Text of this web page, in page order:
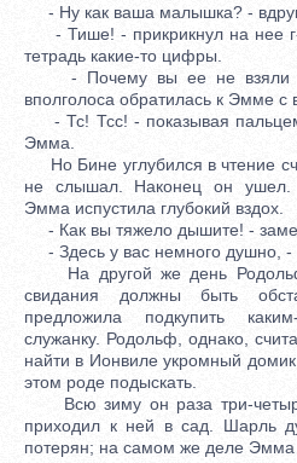
- Ну как ваша малышка? -
- Тише! - прикрикнул на нее
тетрадь какие-то цифры.
- Почему вы ее не взяли с
вполголоса обратилась к Эмме с
- Тс! Тсс! - показывая
Эмма.
Но Бине углубился в чтение
не слышал. Наконец он ушел.
Эмма испустила глубокий вздох.
- Как вы тяжело дышите! -
- Здесь у вас немного душно, -
На другой же день
свидания должны быть
предложила подкупить
служанку. Родольф, однако,
найти в Ионвиле укромный
этом роде подыскать.
Всю зиму он раза три-
приходил к ней в сад. Шарль
потерян; на самом же деле Эмма